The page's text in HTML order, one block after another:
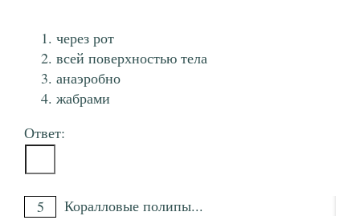
через рот
всей поверхностью тела
анаэробно
жабрами
Ответ:
5 Коралловые полипы...